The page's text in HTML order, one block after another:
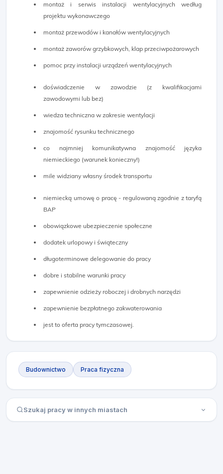
montaż i serwis instalacji wentylacyjnych według
projektu wykonawczego
montaż przewodów i kanałów wentylacyjnych
montaż zaworów grzybkowych, klap przeciwpożarowych
pomoc przy instalacji urządzeń wentylacyjnych
doświadczenie w zawodzie (z kwalifikacjami
zawodowymi lub bez)
wiedza techniczna w zakresie wentylacji
znajomość rysunku technicznego
co najmniej komunikatywna znajomość języka
niemieckiego (warunek konieczny!)
mile widziany własny środek transportu
niemiecką umowę o pracę - regulowaną zgodnie z taryfą
BAP
obowiązkowe ubezpieczenie społeczne
dodatek urlopowy i świąteczny
długoterminowe delegowanie do pracy
dobre i stabilne warunki pracy
zapewnienie odzieży roboczej i drobnych narzędzi
zapewnienie bezpłatnego zakwaterowania
jest to oferta pracy tymczasowej.
Budownictwo Praca fizyczna
Szukaj pracy w innych miastach